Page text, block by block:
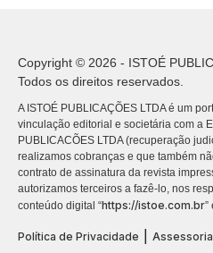
Copyright © 2026 - ISTOÉ
Todos os direitos reservados.
A ISTOÉ PUBLICAÇÕES LTDA é um
vinculação editorial e societária com a
PUBLICACÕES LTDA (recuperação
realizamos cobranças e que também
contrato de assinatura da revista
autorizamos terceiros a fazê-lo, nos
conteúdo digital “https://istoe.com.br”
Política de Privacidade